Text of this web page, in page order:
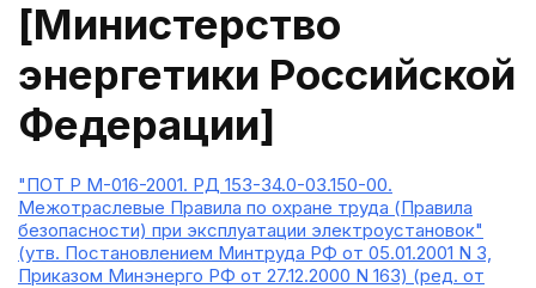
[Министерство
энергетики Российской
Федерации]
"ПОТ Р М-016-2001. РД 153-34.0-03.150-00.
Межотраслевые Правила по охране труда (Правила
безопасности) при эксплуатации электроустановок"
(утв. Постановлением Минтруда РФ от 05.01.2001 N 3,
Приказом Минэнерго РФ от 27.12.2000 N 163) (ред. от